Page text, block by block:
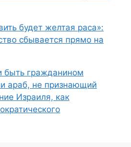
будет желтая раса»:
сбывается прямо на
быть гражданином
араб, не признающий
Израиля, как